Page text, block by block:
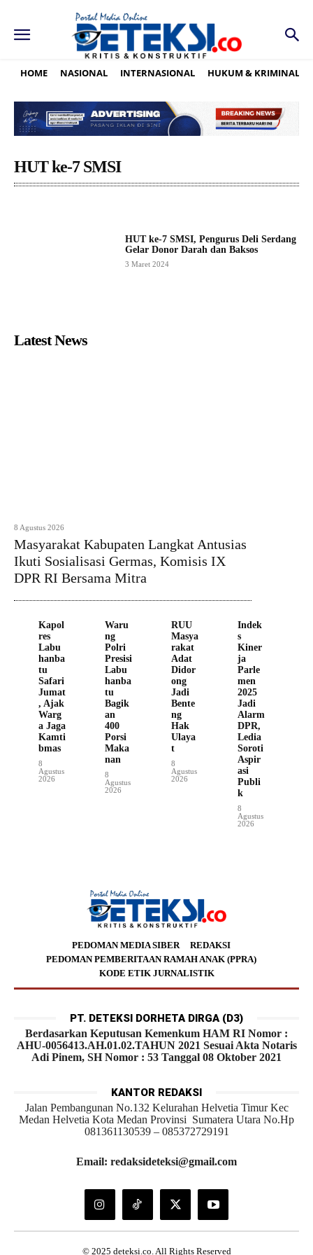
HOME NASIONAL INTERNASIONAL HUKUM & KRIMINAL
HUT ke-7 SMSI
HUT ke-7 SMSI, Pengurus Deli Serdang
Gelar Donor Darah dan Baksos
3 Maret 2024
Latest News
8 Agustus 2026
Masyarakat Kabupaten Langkat Antusias
Ikuti Sosialisasi Germas, Komisis IX
DPR RI Bersama Mitra
Kapol
res
Labu
hanba
tu
Safari
Jumat
, Ajak
Warg
a Jaga
Kamti
bmas
8
Agustus
2026
Waru
ng
Polri
Presisi
Labu
hanba
tu
Bagik
an
400
Porsi
Maka
nan
8
Agustus
2026
RUU
Masya
rakat
Adat
Didor
ong
Jadi
Bente
ng
Hak
Ulaya
t
8
Agustus
2026
Indek
s
Kiner
ja
Parle
men
2025
Jadi
Alarm
DPR,
Ledia
Soroti
Aspir
asi
Publi
k
8
Agustus
2026
PEDOMAN MEDIA SIBER
REDAKSI
PEDOMAN PEMBERITAAN RAMAH ANAK (PPRA)
KODE ETIK JURNALISTIK
PT. DETEKSI DORHETA DIRGA (D3)
Berdasarkan Keputusan Kemenkum HAM RI Nomor :
AHU-0056413.AH.01.02.TAHUN 2021 Sesuai Akta Notaris
Adi Pinem, SH Nomor : 53 Tanggal 08 Oktober 2021
KANTOR REDAKSI
Jalan Pembangunan No.132 Kelurahan Helvetia Timur Kec
Medan Helvetia Kota Medan Provinsi Sumatera Utara No.Hp
081361130539 – 085372729191
Email: redaksideteksi@gmail.com
© 2025 deteksi.co. All Rights Reserved